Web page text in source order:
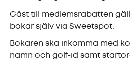
Gäst till medlemsrabatten
bokar själv via Sweetspot.
Bokaren ska inkomma med
namn och golf-id samt